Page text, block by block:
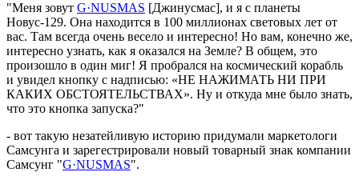
"Меня зовут G·NUSMAS [Джинусмас], и я с планеты
Новус-129. Она находится в 100 миллионах световых лет от
вас. Там всегда очень весело и интересно! Но вам, конечно же,
интересно узнать, как я оказался на Земле? В общем, это
произошло в один миг! Я пробрался на космический корабль
и увидел кнопку с надписью: «НЕ НАЖИМАТЬ НИ ПРИ
КАКИХ ОБСТОЯТЕЛЬСТВАХ». Ну и откуда мне было знать,
что это кнопка запуска?"
- вот такую незатейливую историю придумали маркетологи
Самсунга и зарегестрировали новый товарный знак компании
Самсунг "G·NUSMAS".